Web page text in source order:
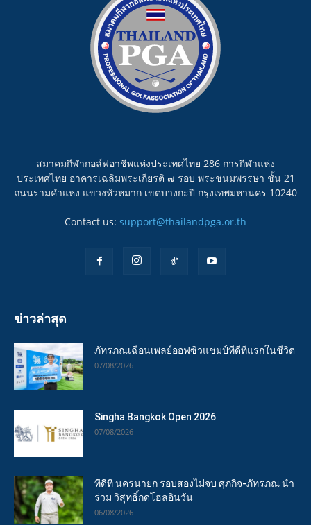
สมาคมกีฬากอล์ฟอาชีพแห่งประเทศไทย 286 การกีฬาแห่ง
ประเทศไทย อาคารเฉลิมพระเกียรติ ๗ รอบ พระชนมพรรษา ชั้น 21
ถนนรามคำแหง แขวงหัวหมาก เขตบางกะปิ กรุงเทพมหานคร 10240
Contact us: support@thailandpga.or.th
ข่าวล่าสุด
ภัทรภณเฉือนเพลย์ออฟซิวแชมป์ทีดีทีแรกในชีวิต
07/08/2026
Singha Bangkok Open 2026
07/08/2026
ทีดีที นครนายก รอบสองไม่จบ ศุภกิจ-ภัทรภณ นำ
ร่วม วิสุทธิ์กดโฮลอินวัน
06/08/2026